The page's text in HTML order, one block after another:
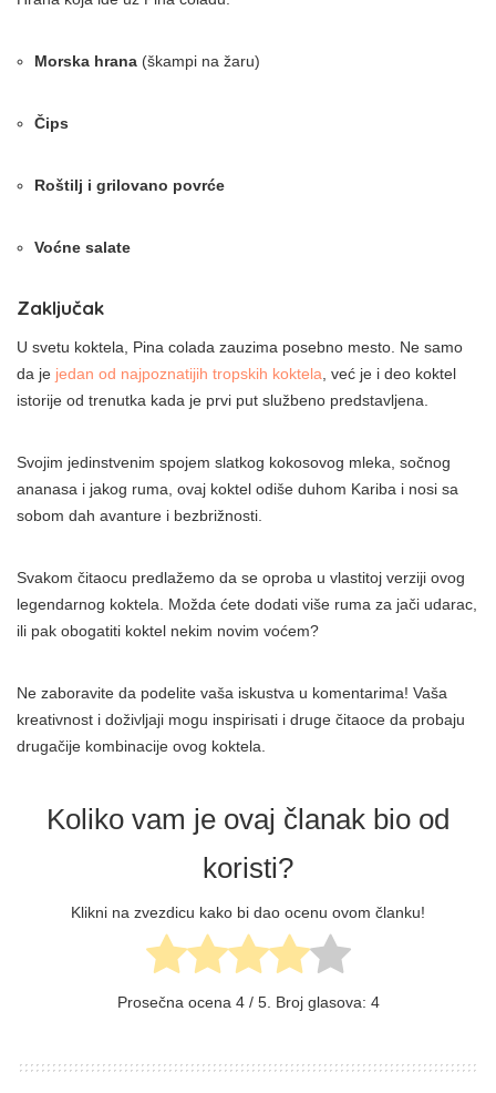
Мorska hrana (škampi na žaru)
Čips
Roštilj i grilovano povrće
Voćne salate
Zaključak
U svetu koktela, Pina colada zauzima posebno mesto. Ne samo
da je jedan od najpoznatijih tropskih koktela , već je i deo koktel
istorije od trenutka kada je prvi put službeno predstavljena.
Svojim jedinstvenim spojem slatkog kokosovog mleka, sočnog
ananasa i jakog ruma, ovaj koktel odiše duhom Kariba i nosi sa
sobom dah avanture i bezbrižnosti.
Svakom čitaocu predlažemo da se oproba u vlastitoj verziji ovog
legendarnog koktela. Možda ćete dodati više ruma za jači udarac,
ili pak obogatiti koktel nekim novim voćem?
Ne zaboravite da podelite vaša iskustva u komentarima! Vaša
kreativnost i doživljaji mogu inspirisati i druge čitaoce da probaju
drugačije kombinacije ovog koktela.
Koliko vam je ovaj članak bio od
koristi?
Klikni na zvezdicu kako bi dao ocenu ovom članku!
Prosečna ocena 4/ 5. Broj glasova: 4